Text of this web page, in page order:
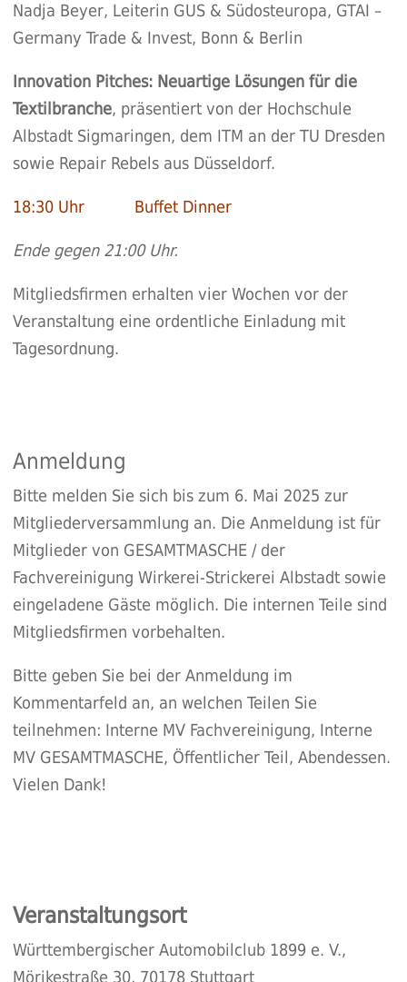
Nadja Beyer, Leiterin GUS & Südosteuropa, GTAI –
Germany Trade & Invest, Bonn & Berlin
Innovation Pitches: Neuartige Lösungen für die
Textilbranche, präsentiert von der Hochschule
Albstadt Sigmaringen, dem ITM an der TU Dresden
sowie Repair Rebelsaus Düsseldorf.
18:30 Uhr Buffet Dinner
Ende gegen 21:00 Uhr.
Mitgliedsfirmen erhalten vier Wochen vor der
Veranstaltung eine ordentliche Einladung mit
Tagesordnung.
Anmeldung
Bitte melden Sie sich bis zum 6. Mai 2025 zur
Mitgliederversammlung an. Die Anmeldung ist für
Mitglieder von GESAMTMASCHE / der
Fachvereinigung Wirkerei-Strickerei Albstadt sowie
eingeladene Gäste möglich. Die internen Teile sind
Mitgliedsfirmen vorbehalten.
Bitte geben Sie bei der Anmeldung im
Kommentarfeld an, an welchen Teilen Sie
teilnehmen: Interne MV Fachvereinigung, Interne
MV GESAMTMASCHE, Öffentlicher Teil, Abendessen.
Vielen Dank!
Veranstaltungsort
Württembergischer Automobilclub 1899 e. V.,
Mörikestraße 30, 70178 Stuttgart